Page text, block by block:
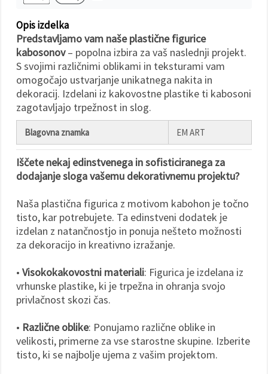
Opis izdelka
Predstavljamo vam naše plastične figurice
kabosonov– popolna izbira za vaš naslednji projekt.
S svojimi različnimi oblikami in teksturami vam
omogočajo ustvarjanje unikatnega nakita in
dekoracij. Izdelani iz kakovostne plastike ti kabosoni
zagotavljajo trpežnost in slog.
Blagovna znamka EM ART
Iščete nekaj edinstvenega in sofisticiranega za
dodajanje sloga vašemu dekorativnemu projektu?
Naša plastična figurica z motivom kabohon je točno
tisto, kar potrebujete. Ta edinstveni dodatek je
izdelan z natančnostjo in ponuja nešteto možnosti
za dekoracijo in kreativno izražanje.
• Visokokakovostni materiali: Figurica je izdelana iz
vrhunske plastike, ki je trpežna in ohranja svojo
privlačnost skozi čas.
• Različne oblike: Ponujamo različne oblike in
velikosti, primerne za vse starostne skupine. Izberite
tisto, ki se najbolje ujema z vašim projektom.